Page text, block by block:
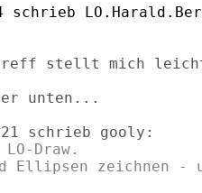
stellt mich
unten...
Draw.
Ellipsen zeichnen